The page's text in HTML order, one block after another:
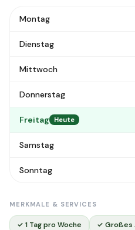
Montag
Dienstag
Mittwoch
Donnerstag
Freitag Heute
Samstag
Sonntag
MERKMALE & SERVICES
✓ 1 Tag pro Woche ✓ Großes